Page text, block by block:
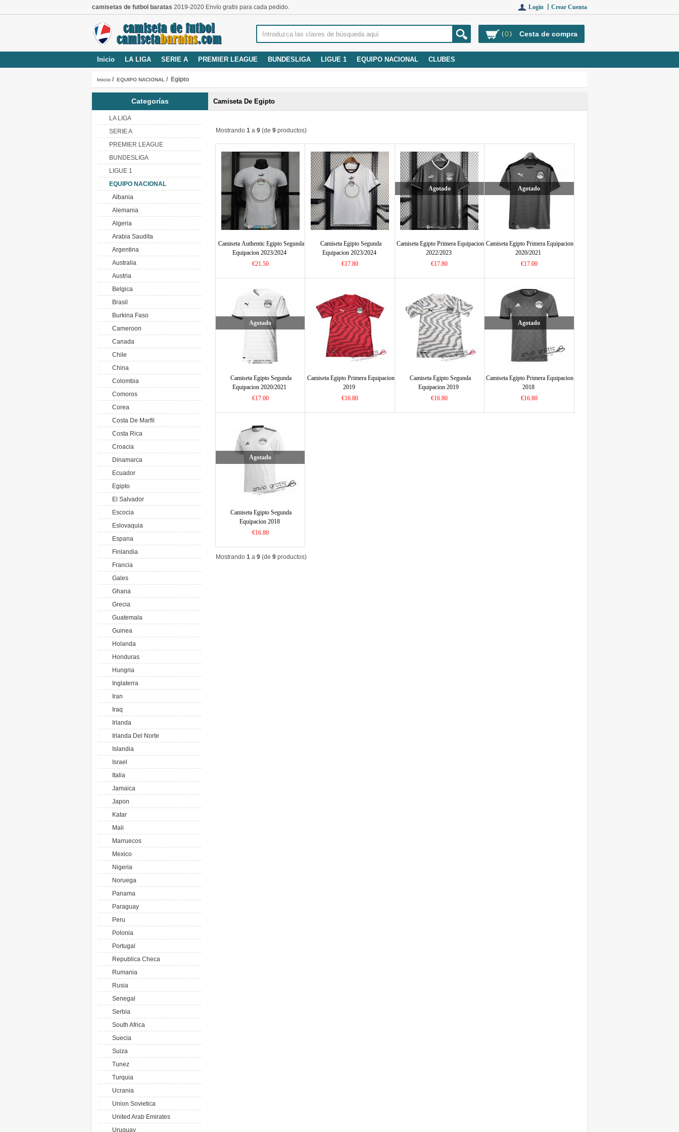
camisetas de futbol baratas 2019-2020 Envío gratis para cada pedido. Login 丨 Crear Cuenta
(0) Cesta de compra
Inicio LA LIGA SERIE A PREMIER LEAGUE BUNDESLIGA LIGUE 1 EQUIPO NACIONAL CLUBES
Inicio / EQUIPO NACIONAL / Egipto
Categorías
LA LIGA
SERIE A
PREMIER LEAGUE
BUNDESLIGA
LIGUE 1
EQUIPO NACIONAL
Albania
Alemania
Algeria
Arabia Saudita
Argentina
Australia
Austria
Belgica
Brasil
Burkina Faso
Cameroon
Canada
Chile
China
Colombia
Comoros
Corea
Costa De Marfil
Costa Rica
Croacia
Dinamarca
Ecuador
Egipto
El Salvador
Escocia
Eslovaquia
Espana
Finlandia
Francia
Gales
Ghana
Grecia
Guatemala
Guinea
Holanda
Honduras
Hungria
Inglaterra
Iran
Iraq
Irlanda
Irlanda Del Norte
Islandia
Israel
Italia
Jamaica
Japon
Katar
Mali
Marruecos
Mexico
Nigeria
Noruega
Panama
Paraguay
Peru
Polonia
Portugal
Republica Checa
Rumania
Rusia
Senegal
Serbia
South Africa
Suecia
Suiza
Tunez
Turquia
Ucrania
Union Sovietica
United Arab Emirates
Uruguay
Camiseta De Egipto
Mostrando 1 a 9 (de 9 productos)
Camiseta Authentic Egipto Segunda
Equipacion 2023/2024
€21.50
Camiseta Egipto Segunda
Equipacion 2023/2024
€17.80
Agotado
Camiseta Egipto Primera Equipacion
2022/2023
€17.80
Agotado
Camiseta Egipto Primera Equipacion
2020/2021
€17.00
Agotado
Camiseta Egipto Segunda
Equipacion 2020/2021
€17.00
Camiseta Egipto Primera Equipacion
2019
€16.80
Camiseta Egipto Segunda
Equipacion 2019
€16.80
Agotado
Camiseta Egipto Primera Equipacion
2018
€16.80
Agotado
Camiseta Egipto Segunda
Equipacion 2018
€16.80
Mostrando 1 a 9 (de 9 productos)